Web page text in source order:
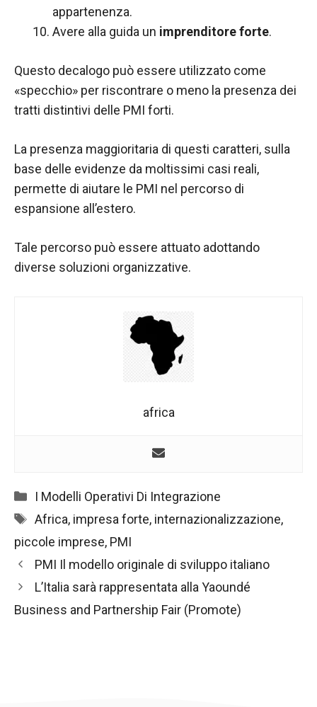
appartenenza.
Avere alla guida un imprenditore forte.
Questo decalogo può essere utilizzato come
«specchio» per riscontrare o meno la presenza dei
tratti distintivi delle PMI forti.
La presenza maggioritaria di questi caratteri, sulla
base delle evidenze da moltissimi casi reali,
permette di aiutare le PMI nel percorso di
espansione all’estero.
Tale percorso può essere attuato adottando
diverse soluzioni organizzative.
africa
Categorie
I Modelli Operativi Di Integrazione
Tag
Africa, impresa forte, internazionalizzazione,
piccole imprese, PMI
Navigazione
articolo
PMI Il modello originale di sviluppo italiano
L’Italia sarà rappresentata alla Yaoundé
Business and Partnership Fair (Promote)
nostro sito,
aumenti le
possibilità di
contenuti e
offerte
personalizzati.